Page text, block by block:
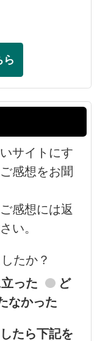
ら
サイトにす
感想をお聞
感想には返
い。
たか？
った
ど
なかった
たら下記を